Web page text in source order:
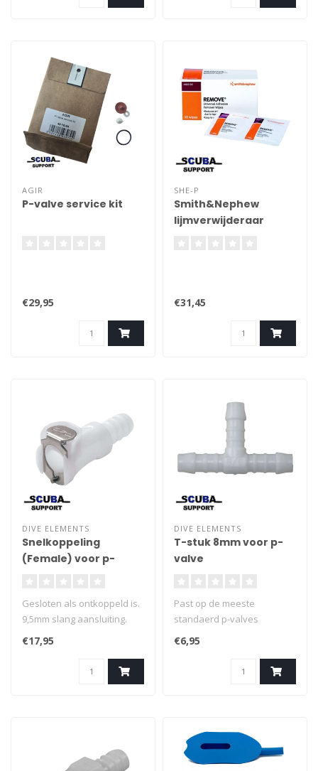
AGIR
P-valve service kit
€29,95
SHE-P
Smith&Nephew
lijmverwijderaar
€31,45
DIVE ELEMENTS
Snelkoppeling
(Female) voor p-
Gesloten als ontkoppeld is.
9,5mm slang aansluiting.
Past op de meeste
standaerd p-valves.
€17,95
DIVE ELEMENTS
T-stuk 8mm voor p-
valve
Past op de meeste
standaerd p-valves
€6,95